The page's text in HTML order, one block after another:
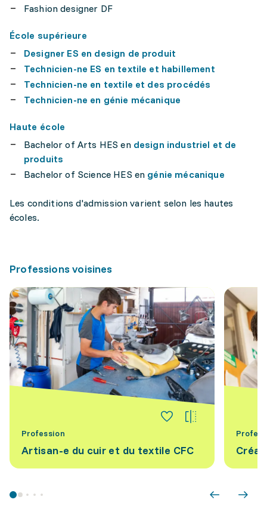
Fashion designer DF
École supérieure
Designer ES en design de produit
Technicien-ne ES en textile et habillement
Technicien-ne en textile et des procédés
Technicien-ne en génie mécanique
Haute école
Bachelor of Arts HES en design industriel et de
produits
Bachelor of Science HES en génie mécanique
Les conditions d'admission varient selon les hautes
écoles.
Professions voisines
Profession
Artisan-e du cuir et du textile CFC